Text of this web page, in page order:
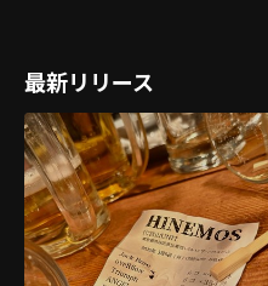
最新リリース